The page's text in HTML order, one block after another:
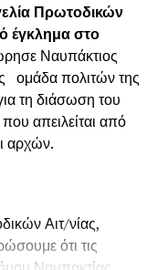
Πρωτοδικών
έγκλημα στο
Ναυπάκτιος
ομάδα πολιτών της
τη διάσωση του
απειλείται από
αρχών.
Αιτ/νίας,
ότι τις